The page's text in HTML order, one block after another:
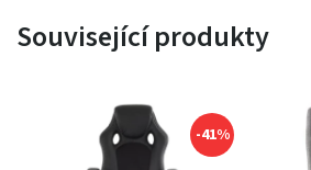
Související produkty
-41%